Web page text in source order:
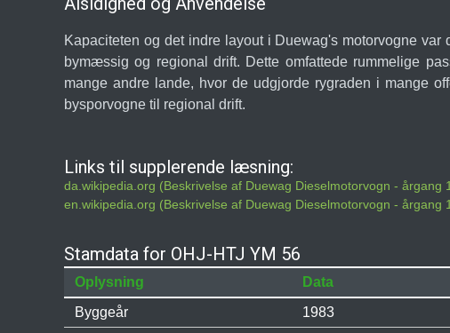
Kapaciteten og det indre layout i Duewag's motorvogne
bymæssig og regional drift. Dette omfattede rummelige
mange andre lande, hvor de udgjorde rygraden i mange
bysporvogne til regional drift.
Links til supplerende læsning:
da.wikipedia.org (Beskrivelse af Duewag Dieselmotorvogn -
en.wikipedia.org (Beskrivelse af Duewag Dieselmotorvogn -
Stamdata for OHJ-HTJ YM 56
Oplysning
Data
Byggeår
1983